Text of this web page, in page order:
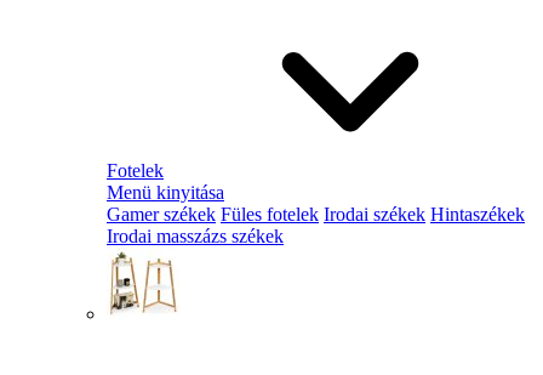
Fotelek
Menü kinyitása
Gamer székek Füles fotelek Irodai székek Hintaszékek
Irodai masszázs székek